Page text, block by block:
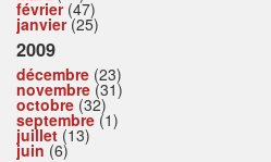
février(47)
janvier(25)
2009
décembre (23)
novembre (31)
octobre (32)
septembre (1)
juillet (13)
juin (6)